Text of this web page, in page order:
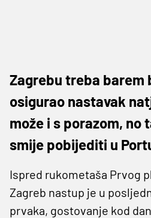
Zagrebu treba barem
osigurao nastavak
može i s porazom, no
smije pobijediti u
Ispred rukometaša Prvog
Zagreb nastup je u
prvaka, gostovanje kod